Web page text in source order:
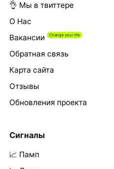
👌 Мы в твиттере
О Нас
Вакансии
Обратная связь
Карта сайта
Отзывы
Обновления проекта
Сигналы
📈 Памп